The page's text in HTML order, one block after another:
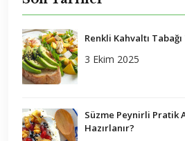
Renkli Kahvaltı
3 Ekim 2025
Süzme Peynirli Pratik
Hazırlanır?